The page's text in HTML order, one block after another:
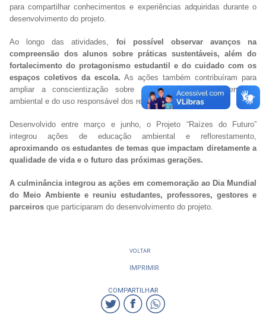
para compartilhar conhecimentos e experiências adquiridas durante o
desenvolvimento do projeto.
Ao longo das atividades, foi possível observar avanços na
compreensão dos alunos sobre práticas sustentáveis, além do
fortalecimento do protagonismo estudantil e do cuidado com os
espaços coletivos da escola. As ações também contribuíram para
ampliar a conscientização sobre a importância da preservação
ambiental e do uso responsável dos recursos naturais.
Desenvolvido entre março e junho, o Projeto “Raízes do Futuro”
integrou ações de educação ambiental e reflorestamento,
aproximando os estudantes de temas que impactam diretamente a
qualidade de vida e o futuro das próximas gerações.
A culminância integrou as ações em comemoração ao Dia Mundial
do Meio Ambiente e reuniu estudantes, professores, gestores e
parceiros que participaram do desenvolvimento do projeto.
VOLTAR
IMPRIMIR
COMPARTILHAR